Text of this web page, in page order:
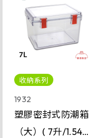
收納系列
1932
塑膠密封式防潮箱
（大）( 7升/1.54加